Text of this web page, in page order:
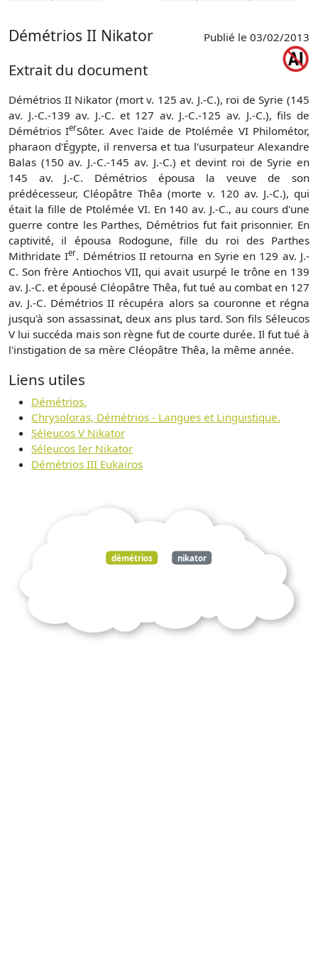
Démétrios II Nikator Publié le 03/02/2013
Extrait du document
Démétrios II Nikator (mort v. 125 av. J.-C.), roi de Syrie (145
av. J.-C.-139 av. J.-C. et 127 av. J.-C.-125 av. J.-C.), fils de
Démétrios IerSôter. Avec l'aide de Ptolémée VI Philométor,
pharaon d'Égypte, il renversa et tua l'usurpateur Alexandre
Balas (150 av. J.-C.-145 av. J.-C.) et devint roi de Syrie en
145 av. J.-C. Démétrios épousa la veuve de son
prédécesseur, Cléopâtre Thêa (morte v. 120 av. J.-C.), qui
était la fille de Ptolémée VI. En 140 av. J.-C., au cours d'une
guerre contre les Parthes, Démétrios fut fait prisonnier. En
captivité, il épousa Rodogune, fille du roi des Parthes
Mithridate Ier. Démétrios II retourna en Syrie en 129 av. J.-
C. Son frère Antiochos VII, qui avait usurpé le trône en 139
av. J.-C. et épousé Cléopâtre Thêa, fut tué au combat en 127
av. J.-C. Démétrios II récupéra alors sa couronne et régna
jusqu'à son assassinat, deux ans plus tard. Son fils Séleucos
V lui succéda mais son règne fut de courte durée. Il fut tué à
l'instigation de sa mère Cléopâtre Thêa, la même année.
Liens utiles
Démétrios.
Chrysoloras, Démétrios - Langues et Linguistique.
Séleucos V Nikator
Séleucos Ier Nikator
Démétrios III Eukairos
démétrios nikator